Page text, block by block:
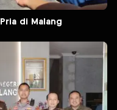
di Malang